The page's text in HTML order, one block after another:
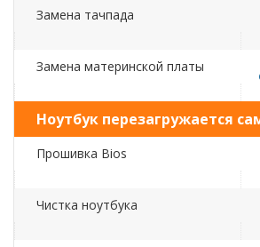
Замена тачпада
Замена материнской платы
Ноутбук перезагружается
Прошивка Bios
Чистка ноутбука